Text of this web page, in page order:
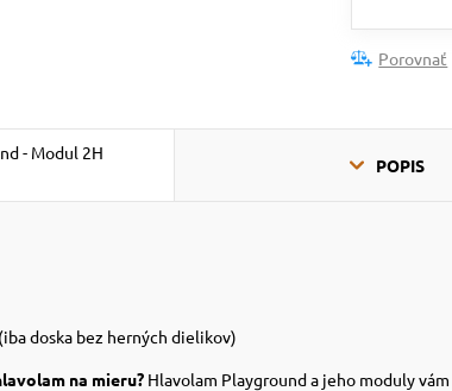
Porovnať
- Modul 2H
POPIS
(iba doska bez herných dielikov)
na mieru? Hlavolam Playground a jeho moduly